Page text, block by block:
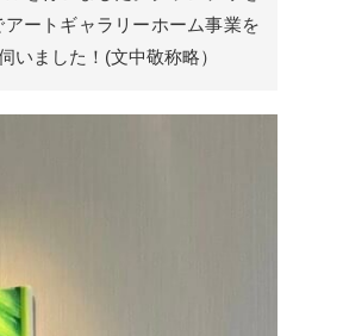
ートギャラリーホーム事業を
いました！(文中敬称略）